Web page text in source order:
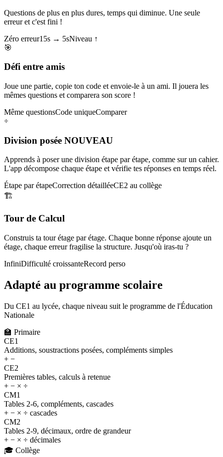
Questions de plus en plus dures, temps qui diminue. Une seule
erreur et c'est fini !
Zéro erreur15s → 5sNiveau ↑
🎯
Défi entre amis
Joue une partie, copie ton code et envoie-le à un ami. Il jouera les
mêmes questions et comparera son score !
Même questionsCode uniqueComparer
÷
Division posée NOUVEAU
Apprends à poser une division étape par étape, comme sur un cahier.
L'app décompose chaque étape et vérifie tes réponses en temps réel.
Étape par étapeCorrection détailléeCE2 au collège
🏗️
Tour de Calcul
Construis ta tour étage par étage. Chaque bonne réponse ajoute un
étage, chaque erreur fragilise la structure. Jusqu'où iras-tu ?
InfiniDifficulté croissanteRecord perso
Adapté au programme scolaire
Du CE1 au lycée, chaque niveau suit le programme de l'Éducation
Nationale
🏫 Primaire
CE1
Additions, soustractions posées, compléments simples
+ −
CE2
Premières tables, calculs à retenue
+ − × ÷
CM1
Tables 2-6, compléments, cascades
+ − × ÷ cascades
CM2
Tables 2-9, décimaux, ordre de grandeur
+ − × ÷ décimales
🎓 Collège